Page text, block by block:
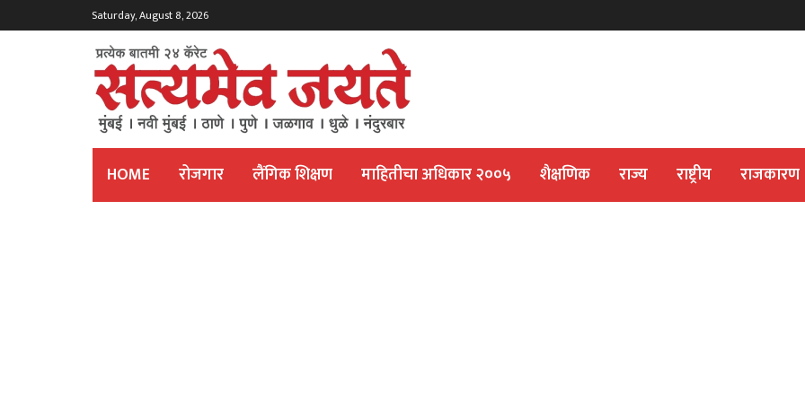
Saturday, August 8, 2026
HOME रोजगार लैंगिक शिक्षण माहितीचा अधिकार २००५ शैक्षणिक राज्य राष्ट्रीय राजकारण